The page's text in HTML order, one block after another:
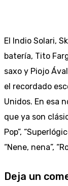
El Indio Solari,
batería, Tito
saxo y Piojo
el recordado
Unidos. En esa
que ya son
Pop”,
“Nene, nena”,
Deja un